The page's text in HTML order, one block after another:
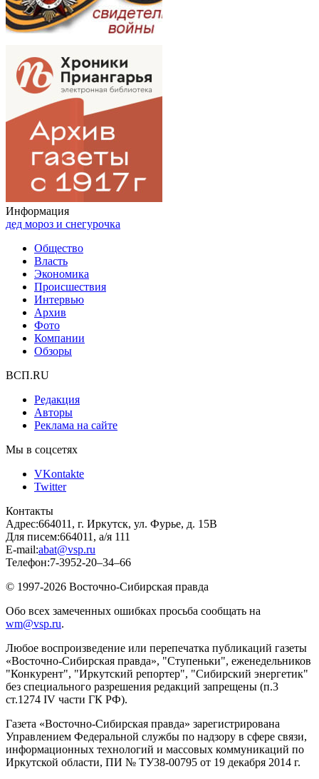
Информация
дед мороз и снегурочка
Общество
Власть
Экономика
Происшествия
Интервью
Архив
Фото
Компании
Обзоры
ВСП.RU
Редакция
Авторы
Реклама на сайте
Мы в соцсетях
VKontakte
Twitter
Контакты
Адрес:664011, г. Иркутск, ул. Фурье, д. 15В
Для писем:664011, а/я 111
E-mail:abat@vsp.ru
Телефон:7-3952-20–34–66
© 1997-2026 Восточно-Сибирская правда
Обо всех замеченных ошибках просьба сообщать на
wm@vsp.ru.
Любое воспроизведение или перепечатка публикаций газеты
«Восточно-Сибирская правда», "Ступеньки", еженедельников
"Конкурент", "Иркутский репортер", "Сибирский энергетик"
без специального разрешения редакций запрещены (п.3
ст.1274 IV части ГК РФ).
Газета «Восточно-Сибирская правда» зарегистрирована
Управлением Федеральной службы по надзору в сфере связи,
информационных технологий и массовых коммуникаций по
Иркутской области, ПИ № ТУ38-00795 от 19 декабря 2014 г.